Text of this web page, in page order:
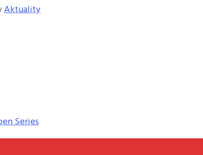
Aktuality
Series